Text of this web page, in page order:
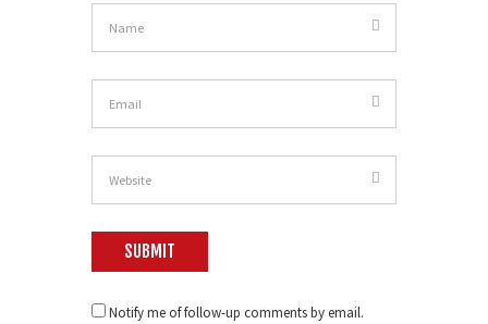
Notify me of follow-up comments by email.